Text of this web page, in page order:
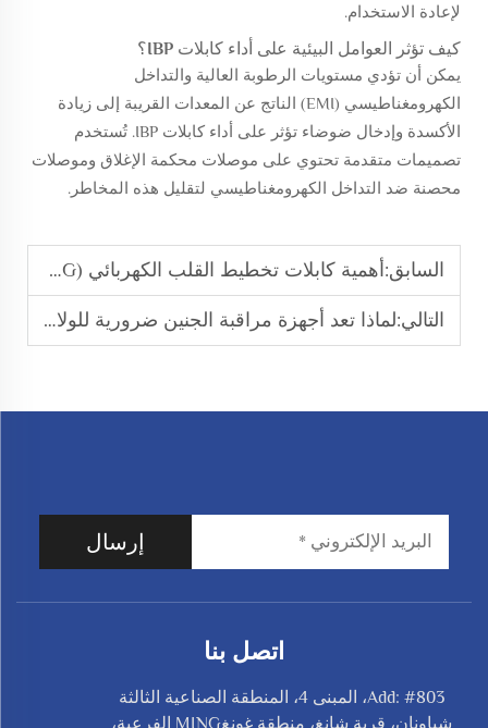
لإعادة الاستخدام.
كيف تؤثر العوامل البيئية على أداء كابلات IBP؟
يمكن أن تؤدي مستويات الرطوبة العالية والتداخل
الكهرومغناطيسي (EMI) الناتج عن المعدات القريبة إلى زيادة
الأكسدة وإدخال ضوضاء تؤثر على أداء كابلات IBP. تُستخدم
تصميمات متقدمة تحتوي على موصلات محكمة الإغلاق وموصلات
محصنة ضد التداخل الكهرومغناطيسي لتقليل هذه المخاطر.
السابق:أهمية كابلات تخطيط القلب الكهربائي (ECG) في الرعاية الصحية الحديثة
التالي:لماذا تعد أجهزة مراقبة الجنين ضرورية للولادات الآمنة
إرسال
اتصل بنا
Add: #803، المبنى 4، المنطقة الصناعية الثالثة
شياونان، قرية شانغ، منطقة غونغMING الفرعية،